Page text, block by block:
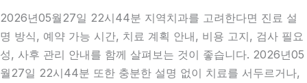
2026년05월27일 22시44분 지역치과를 고려한다면 진료 설
명 방식, 예약 가능 시간, 치료 계획 안내, 비용 고지, 검사 필요
성, 사후 관리 안내를 함께 살펴보는 것이 좋습니다. 2026년05
월27일 22시44분 또한 충분한 설명 없이 치료를 서두르거나,